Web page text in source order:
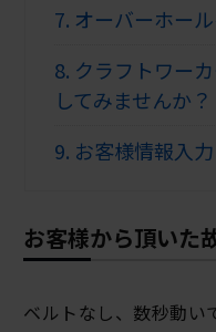
7. オーバーホー
8. クラフトワー
してみませんか？
9. お客様情報入力
お客様から頂いた
ベルトなし、数秒動い